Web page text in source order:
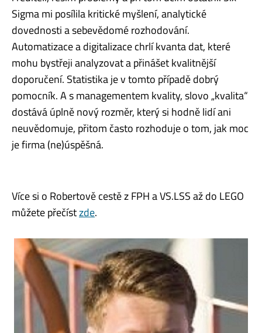
Sigma mi posílila kritické myšlení, analytické
dovednosti a sebevědomé rozhodování.
Automatizace a digitalizace chrlí kvanta dat, které
mohu bystřeji analyzovat a přinášet kvalitnější
doporučení. Statistika je v tomto případě dobrý
pomocník. A s managementem kvality, slovo „kvalita“
dostává úplně nový rozměr, který si hodně lidí ani
neuvědomuje, přitom často rozhoduje o tom, jak moc
je firma (ne)úspěšná.
Více si o Robertově cestě z FPH a VS.LSS až do LEGO
můžete přečístzde.